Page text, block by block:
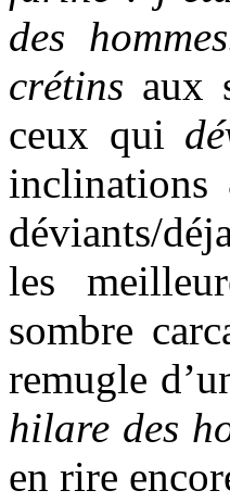
des
crétins aux
ceux qui
inclinations
déviants/
les
sombre
remugle
hilare des
en rire